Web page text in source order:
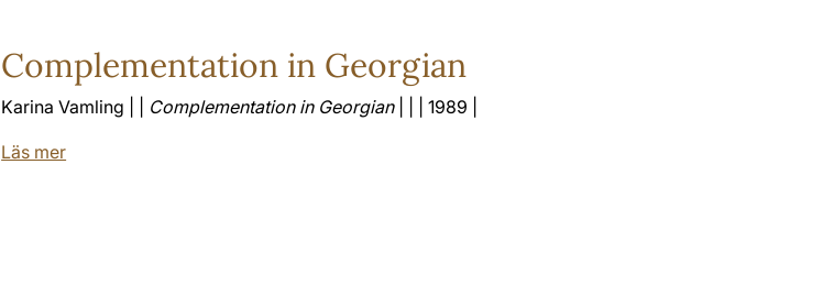
Complementation in Georgian
Karina Vamling | | Complementation in Georgian| | | 1989 |
Läs mer